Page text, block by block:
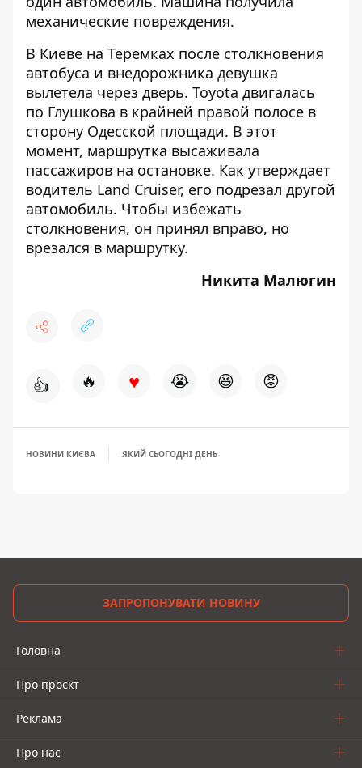
механические повреждения.
В Киеве на Теремках после столкновения
автобуса и внедорожника девушка
вылетела через дверь. Toyota двигалась
по Глушкова в крайней правой полосе в
сторону Одесской площади. В этот
момент, маршрутка высаживала
пассажиров на остановке. Как утверждает
водитель Land Cruiser, его подрезал другой
автомобиль. Чтобы избежать
столкновения, он принял вправо, но
врезался в маршрутку.
Никита Малюгин
👍 🔥 ♥ 😭 😆 😡
НОВИНИ КИЄВА ЯКИЙ СЬОГОДНІ ДЕНЬ
ЗАПРОПОНУВАТИ НОВИНУ
Головна
Про проєкт
Реклама
Про нас